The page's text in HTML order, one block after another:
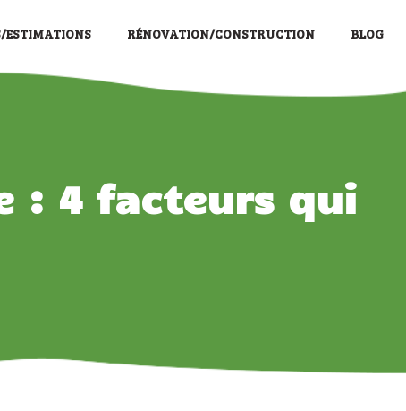
ESTIMATIONS RÉNOVATION/CONSTRUCTION BLOG
: 4 facteurs qui